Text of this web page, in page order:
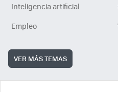
Inteligencia artificial
Empleo
VER MÁS TEMAS